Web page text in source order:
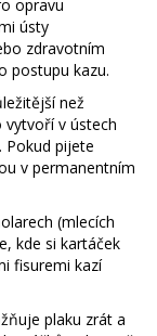
opravu
ústy
zdravotním
postupu kazu.
než
vytvoří v ústech
Pokud pijete
v permanentním
(mlecích
kde si kartáček
fisuremi kazí
plaku zrát a